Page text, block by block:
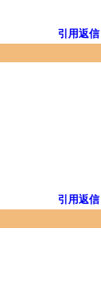
引用返信
引用返信